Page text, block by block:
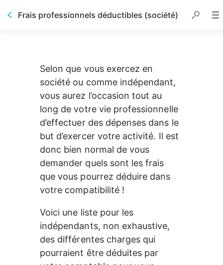
Frais professionnels déductibles (société)
Selon que vous exercez en
société ou comme indépendant,
vous aurez l’occasion tout au
long de votre vie professionnelle
d’effectuer des dépenses dans le
but d’exercer votre activité. Il est
donc bien normal de vous
demander quels sont les frais
que vous pourrez déduire dans
votre compatibilité !
Voici une liste pour les
indépendants, non exhaustive,
des différentes charges qui
pourraient être déduites par